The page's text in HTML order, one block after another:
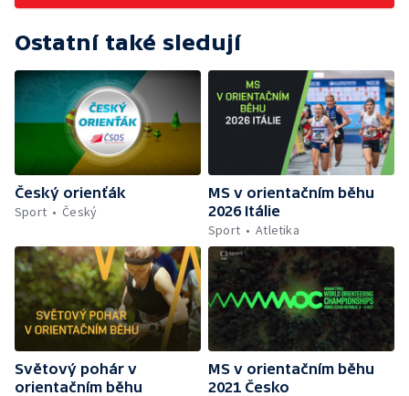
Ostatní také sledují
Český orienťák
Sport
Český
MS v orientačním běhu
2026 Itálie
Sport
Atletika
Světový pohár v
orientačním běhu
MS v orientačním běhu
2021 Česko